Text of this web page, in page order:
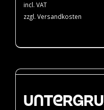
incl. VAT
zzgl. Versandkosten